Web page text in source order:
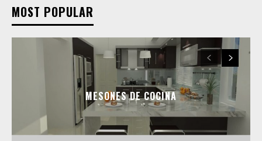
MOST POPULAR
MESONES DE COCINA